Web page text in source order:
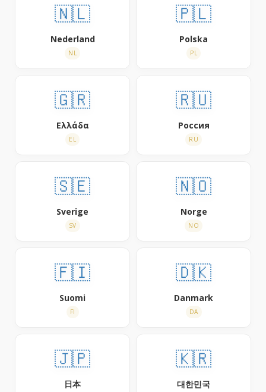
🇳🇱
Nederland
NL
🇵🇱
Polska
PL
🇬🇷
Ελλάδα
EL
🇷🇺
Россия
RU
🇸🇪
Sverige
SV
🇳🇴
Norge
NO
🇫🇮
Suomi
FI
🇩🇰
Danmark
DA
🇯🇵
日本
🇰🇷
대한민국